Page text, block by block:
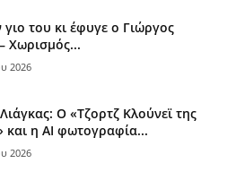
γιο του κι έφυγε ο Γιώργος
Χωρισμός...
2026
Ο «Τζορτζ Κλούνεϊ της
και η AI φωτογραφία...
2026